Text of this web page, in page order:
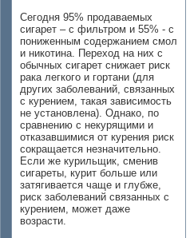
Сегодня 95% продаваемых
сигарет – с фильтром и 55% - с
пониженным содержанием смол
и никотина. Переход на них с
обычных сигарет снижает риск
рака легкого и гортани (для
других заболеваний, связанных
с курением, такая зависимость
не установлена). Однако, по
сравнению с некурящими и
отказавшимися от курения риск
сокращается незначительно.
Если же курильщик, сменив
сигареты, курит больше или
затягивается чаще и глубже,
риск заболеваний связанных с
курением, может даже
возрасти.